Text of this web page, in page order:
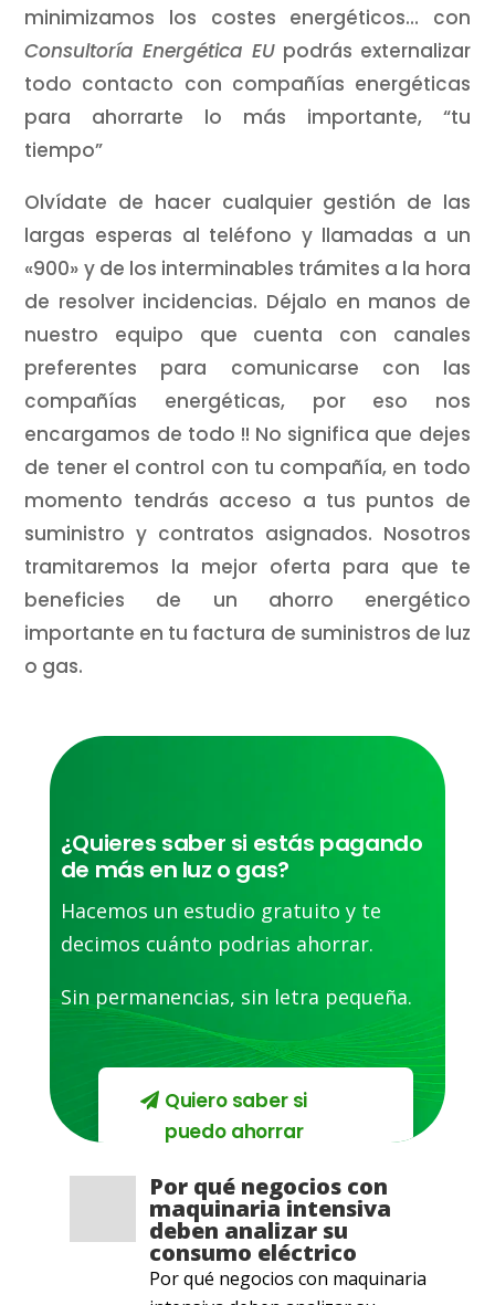
minimizamos los costes energéticos… con
Consultoría Energética EU podrás externalizar
todo contacto con compañías energéticas
para ahorrarte lo más importante, “tu
tiempo”
Olvídate de hacer cualquier gestión de las
largas esperas al teléfono y llamadas a un
«900» y de los interminables trámites a la hora
de resolver incidencias. Déjalo en manos de
nuestro equipo que cuenta con canales
preferentes para comunicarse con las
compañías energéticas, por eso nos
encargamos de todo !! No significa que dejes
de tener el control con tu compañía, en todo
momento tendrás acceso a tus puntos de
suministro y contratos asignados. Nosotros
tramitaremos la mejor oferta para que te
beneficies de un ahorro energético
importante en tu factura de suministros de luz
o gas.
¿Quieres saber si estás pagando
de más en luz o gas?
Hacemos un estudio gratuito y te
decimos cuánto podrias ahorrar.
Sin permanencias, sin letra pequeña.
Quiero saber si
puedo ahorrar
Por qué negocios con
maquinaria intensiva
deben analizar su
consumo eléctrico
Por qué negocios con maquinaria